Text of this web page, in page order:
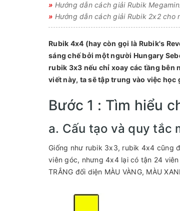
» Hướng dẫn cách giải Rubik
» Hướng dẫn cách giải Rubik 2x2 cho
Rubik 4x4 (hay còn gọi là Rubik's
sáng chế bởi một người Hungary
rubik 3x3 nếu chỉ xoay các tầng bên
viết này, ta sẽ tập trung vào việc học
Bước 1 : Tìm hiểu
a. Cấu tạo và quy tắc
Giống như rubik 3x3, rubik 4x4 cũng
viên góc, nhưng 4x4 lại có tận 24
TRẮNG đối diện MÀU VÀNG, MÀU